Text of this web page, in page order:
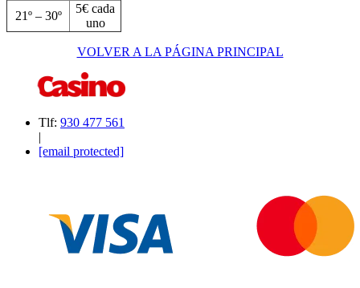
21º – 30º
5€ cada
uno
VOLVER A LA PÁGINA PRINCIPAL
Tlf: 930 477 561
|
[email protected]